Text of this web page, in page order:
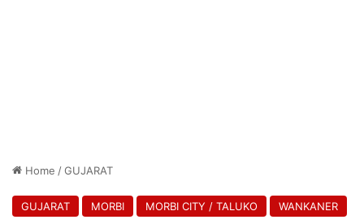
Home /GUJARAT
GUJARAT MORBI MORBI CITY / TALUKO WANKANER